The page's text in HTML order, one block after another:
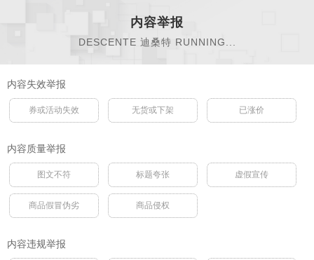
内容举报
DESCENTE 迪桑特 RUNNING...
内容失效举报
券或活动失效 无货或下架 已涨价
内容质量举报
图文不符 标题夸张 虚假宣传
商品假冒伪劣 商品侵权
内容违规举报